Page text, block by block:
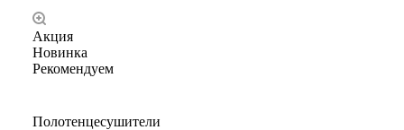
Акция
Новинка
Рекомендуем
Полотенцесушители